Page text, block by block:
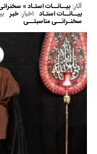
آثار:بیــانــات استـاد »
بیــانــات استـاد اخبار:خبر
سخنـرانــی مناسبتــی